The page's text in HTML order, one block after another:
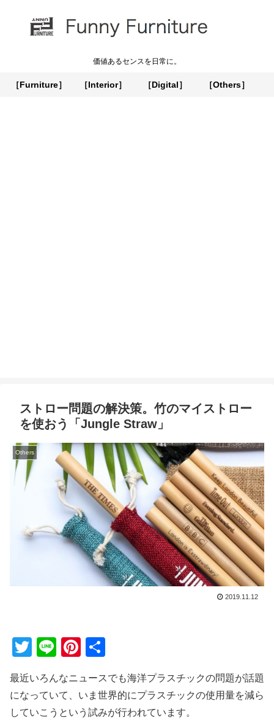
価値あるセンスを日常に。
［Furniture］ ［Interior］ ［Digital］ ［Others］
ストロー問題の解決策。竹のマイストロー
を使おう「Jungle Straw」
Others
2019.11.12
T
tt
er
Li
e
Pi
er
e
最近いろんなニュースでも海洋プラスチックの問題が話題
になっていて、いま世界的にプラスチックの使用量を減ら
していこうという試みが行われています。